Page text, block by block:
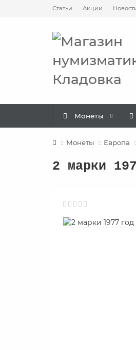
Статьи Акции
Монеты
Монеты Европа
2 марки